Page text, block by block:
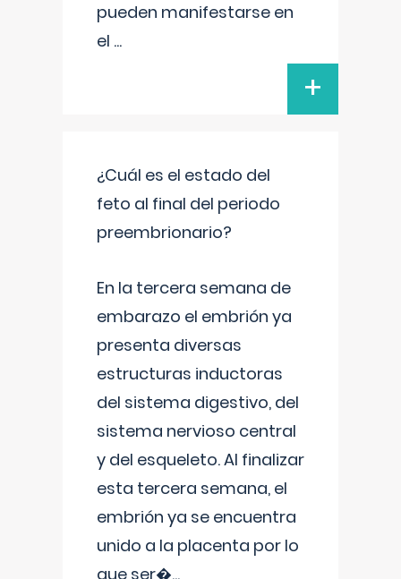
pueden manifestarse en
el ...
+
¿Cuál es el estado del
feto al final del periodo
preembrionario?
En la tercera semana de
embarazo el embrión ya
presenta diversas
estructuras inductoras
del sistema digestivo, del
sistema nervioso central
y del esqueleto. Al finalizar
esta tercera semana, el
embrión ya se encuentra
unido a la placenta por lo
que ser�...